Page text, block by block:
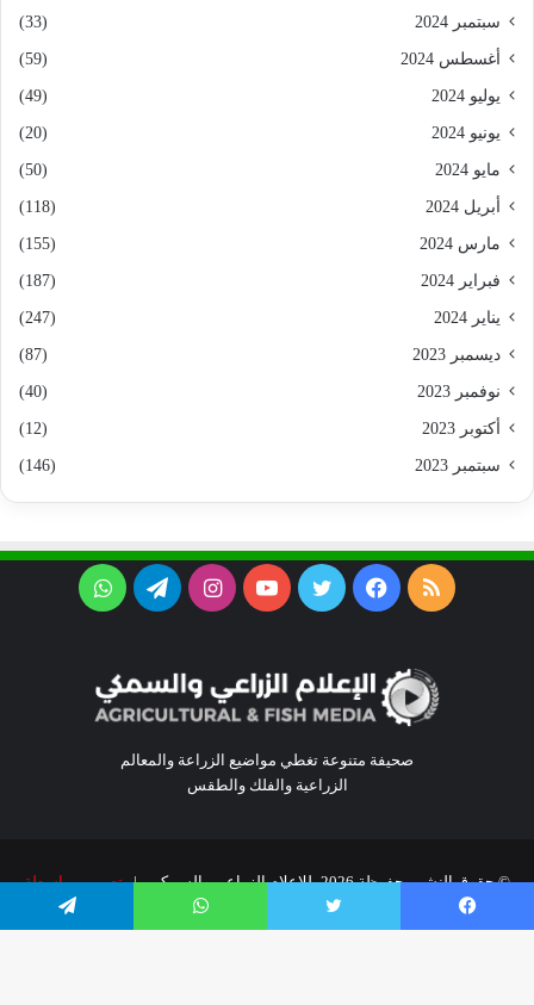
سبتمبر 2024 (33)
أغسطس 2024 (59)
يوليو 2024 (49)
يونيو 2024 (20)
مايو 2024 (50)
أبريل 2024 (118)
مارس 2024 (155)
فبراير 2024 (187)
يناير 2024 (247)
ديسمبر 2023 (87)
نوفمبر 2023 (40)
أكتوبر 2023 (12)
سبتمبر 2023 (146)
ملخص
RSS
فيسبوكتويتر يوتيوبانستقرامتيلقرامواتساب
صحيفة متنوعة تغطي مواضيع الزراعة والمعالم
الزراعية والفلك والطقس
© حقوق النشر محفوظة 2026، للإعلام الزراعي والسمكي | تصميم بواسطة
فيسبوك تويتر واتساب تيلقرام